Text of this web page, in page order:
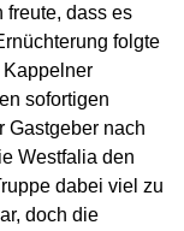
freute, dass es
folgte
Kappelner
sofortigen
Gastgeber nach
Westfalia den
dabei viel zu
doch die